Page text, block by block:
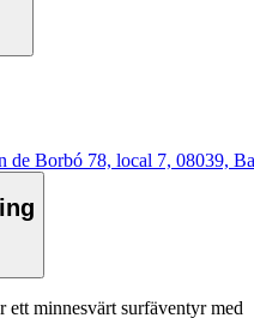
de Borbó 78, local 7, 08039,
ett minnesvärt surfäventyr med